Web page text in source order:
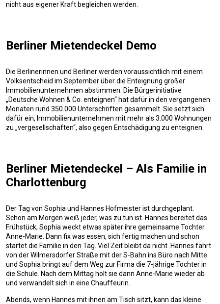
nicht aus eigener Kraft begleichen werden.
Berliner Mietendeckel Demo
Die Berlinerinnen und Berliner werden voraussichtlich mit einem
Volksentscheid im September über die Enteignung großer
Immobilienunternehmen abstimmen. Die Bürgerinitiative
„Deutsche Wohnen & Co. enteignen“ hat dafür in den vergangenen
Monaten rund 350.000 Unterschriften gesammelt. Sie setzt sich
dafür ein, Immobilienunternehmen mit mehr als 3.000 Wohnungen
zu „vergesellschaften“, also gegen Entschädigung zu enteignen.
Berliner Mietendeckel – Als Familie in
Charlottenburg
Der Tag von Sophia und Hannes Hofmeister ist durchgeplant.
Schon am Morgen weiß jeder, was zu tun ist. Hannes bereitet das
Frühstück, Sophia weckt etwas später ihre gemeinsame Tochter
Anne-Marie. Dann fix was essen, sich fertig machen und schon
startet die Familie in den Tag. Viel Zeit bleibt da nicht. Hannes fährt
von der Wilmersdorfer Straße mit der S-Bahn ins Büro nach Mitte
und Sophia bringt auf dem Weg zur Firma die 7-jährige Tochter in
die Schule. Nach dem Mittag holt sie dann Anne-Marie wieder ab
und verwandelt sich in eine Chauffeurin.
Abends, wenn Hannes mit ihnen am Tisch sitzt, kann das kleine